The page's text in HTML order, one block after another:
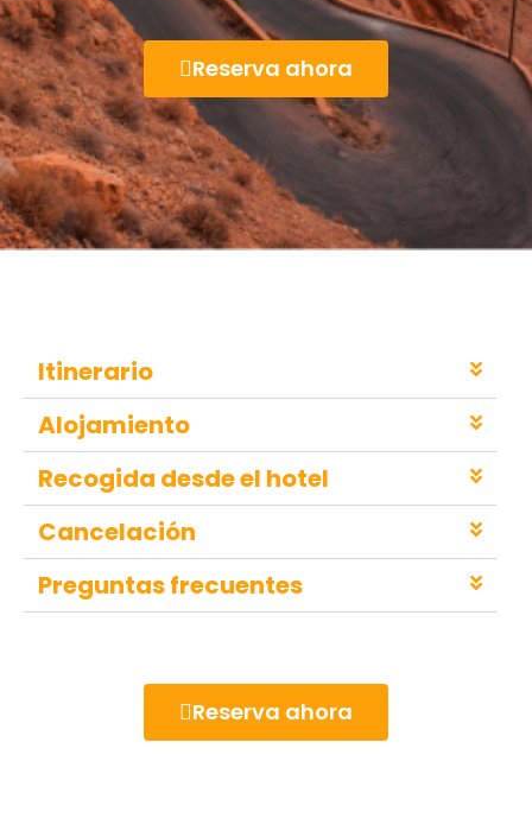
Reserva ahora
Itinerario
Alojamiento
Recogida desde el hotel
Cancelación
Preguntas frecuentes
Reserva ahora